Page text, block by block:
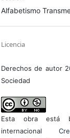
Alfabetismo
Licencia
Derechos de autor
Sociedad
Esta obra está
internacional